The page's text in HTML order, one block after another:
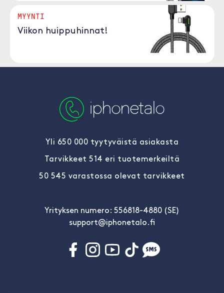
MYYNTI
Viikon huippuhinnat!
Yli 650 000 tyytyväistä asiakasta
Tarvikkeet 514 eri tuotemerkeiltä
50 545 varastossa olevat tarvikkeet
Yrityksen numero: 556818-4880 (SE)
support@iphonetalo.fi